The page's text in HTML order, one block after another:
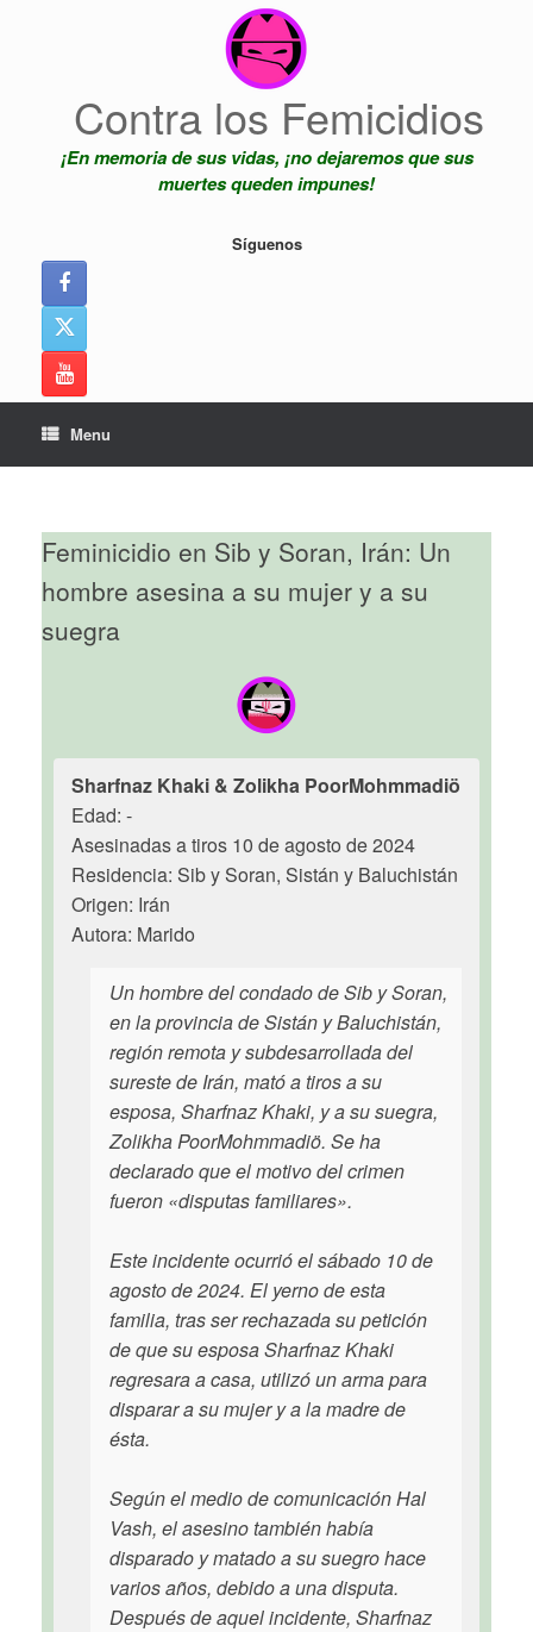
Contra los Femicidios
¡En memoria de sus vidas, ¡no dejaremos que sus
muertes queden impunes!
Síguenos
Menu
Feminicidio en Sib y Soran, Irán: Un
hombre asesina a su mujer y a su
suegra
Sharfnaz Khaki & Zolikha PoorMohmmadiö
Edad: -
Asesinadas a tiros 10 de agosto de 2024
Residencia: Sib y Soran, Sistán y Baluchistán
Origen: Irán
Autora: Marido
Un hombre del condado de Sib y Soran,
en la provincia de Sistán y Baluchistán,
región remota y subdesarrollada del
sureste de Irán, mató a tiros a su
esposa, Sharfnaz Khaki, y a su suegra,
Zolikha PoorMohmmadiö. Se ha
declarado que el motivo del crimen
fueron «disputas familiares».
Este incidente ocurrió el sábado 10 de
agosto de 2024. El yerno de esta
familia, tras ser rechazada su petición
de que su esposa Sharfnaz Khaki
regresara a casa, utilizó un arma para
disparar a su mujer y a la madre de
ésta.
Según el medio de comunicación Hal
Vash, el asesino también había
disparado y matado a su suegro hace
varios años, debido a una disputa.
Después de aquel incidente, Sharfnaz